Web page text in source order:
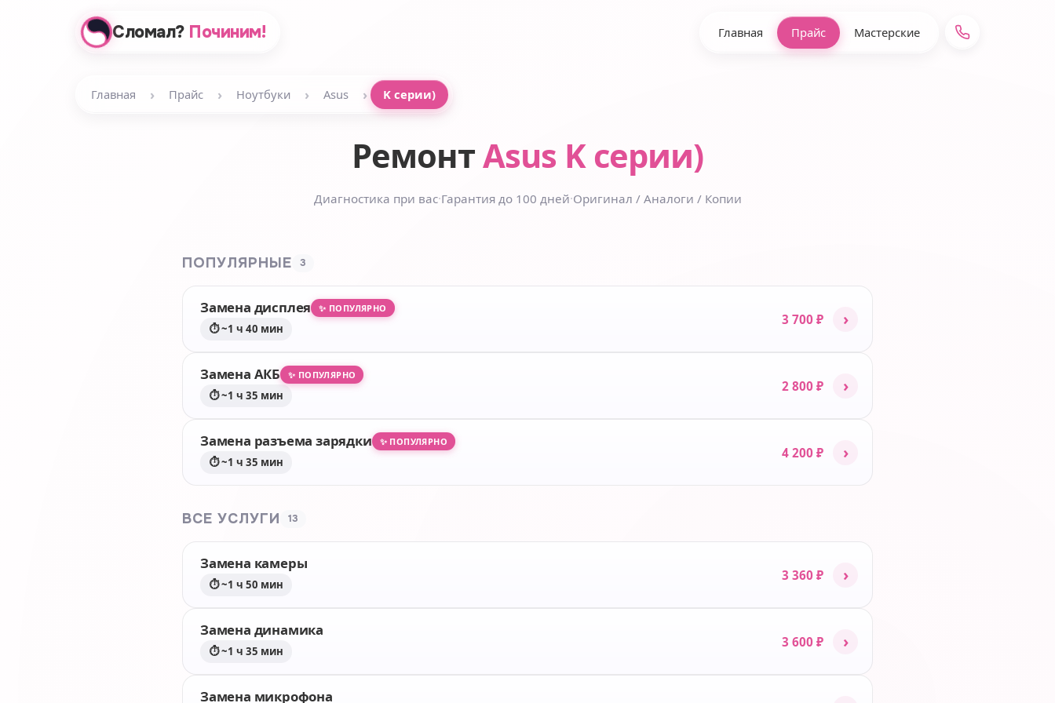
Сломал? Починим! Главная Прайс Мастерские
Главная › Прайс › Ноутбуки › Asus › K серии)
РемонтAsus K серии)
Диагностика при вас·Гарантия до 100 дней·Оригинал / Аналоги / Копии
ПОПУЛЯРНЫЕ 3
Замена дисплея ✨ ПОПУЛЯРНО
⏱ ~1 ч 40 мин
3 700 ₽ ›
Замена АКБ ✨ ПОПУЛЯРНО
⏱ ~1 ч 35 мин
2 800 ₽ ›
Замена разъема зарядки ✨ ПОПУЛЯРНО
⏱ ~1 ч 35 мин
4 200 ₽ ›
ВСЕ УСЛУГИ 13
Замена камеры
⏱ ~1 ч 50 мин
3 360 ₽ ›
Замена динамика
⏱ ~1 ч 35 мин
3 600 ₽ ›
Замена микрофона